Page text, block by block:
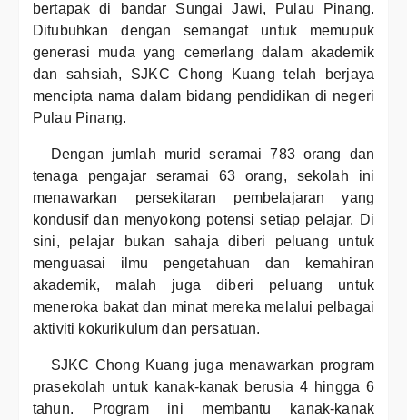
bertapak di bandar Sungai Jawi, Pulau Pinang.
Ditubuhkan dengan semangat untuk memupuk
generasi muda yang cemerlang dalam akademik
dan sahsiah, SJKC Chong Kuang telah berjaya
mencipta nama dalam bidang pendidikan di negeri
Pulau Pinang.
Dengan jumlah murid seramai 783 orang dan
tenaga pengajar seramai 63 orang, sekolah ini
menawarkan persekitaran pembelajaran yang
kondusif dan menyokong potensi setiap pelajar. Di
sini, pelajar bukan sahaja diberi peluang untuk
menguasai ilmu pengetahuan dan kemahiran
akademik, malah juga diberi peluang untuk
meneroka bakat dan minat mereka melalui pelbagai
aktiviti kokurikulum dan persatuan.
SJKC Chong Kuang juga menawarkan program
prasekolah untuk kanak-kanak berusia 4 hingga 6
tahun. Program ini membantu kanak-kanak